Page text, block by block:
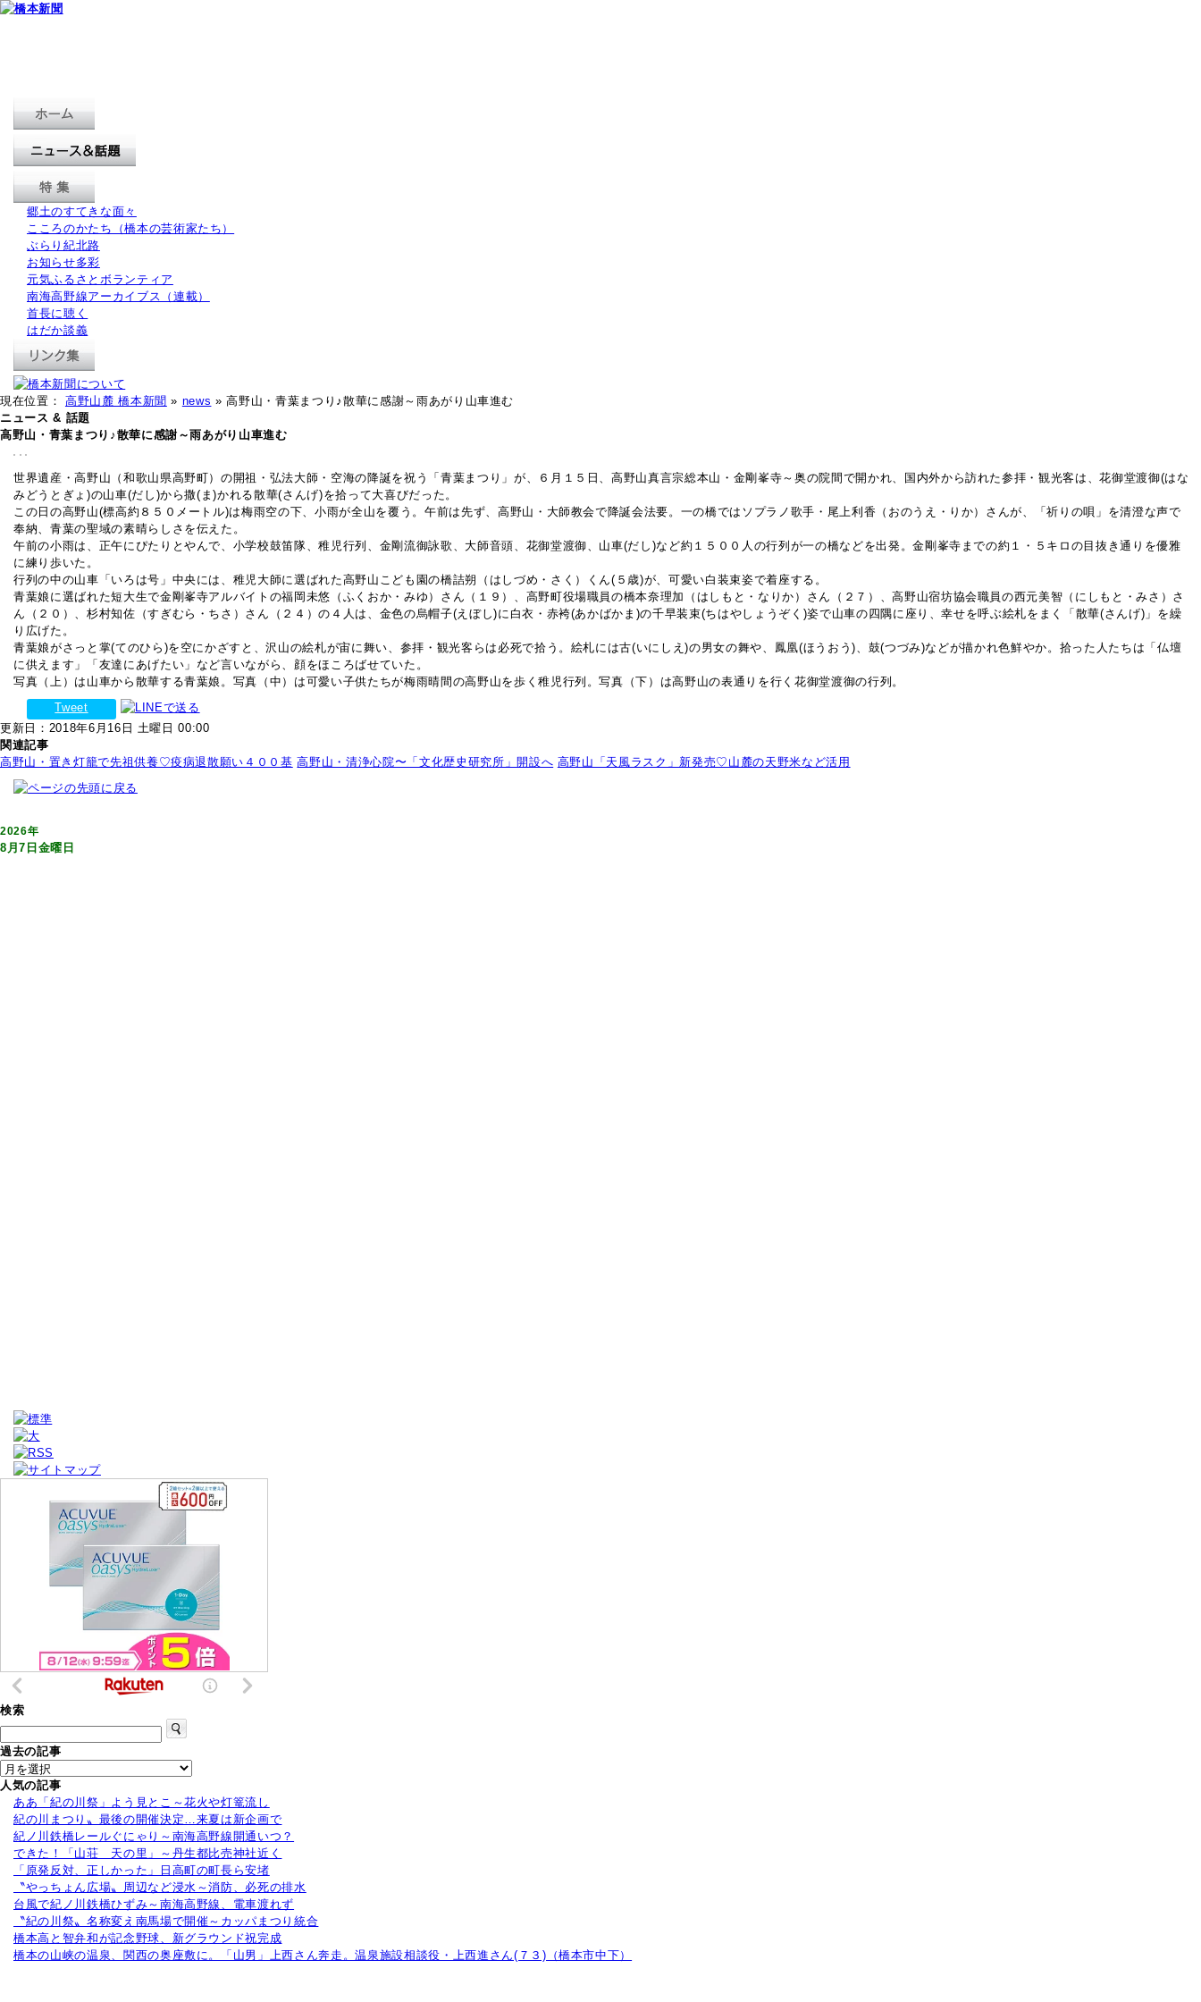
郷土のすてきな面々
こころのかたち（橋本の芸術家たち）
ぶらり紀北路
お知らせ多彩
元気ふるさとボランティア
南海高野線アーカイブス（連載）
首長に聴く
はだか談義
現在位置： 高野山麓 橋本新聞 » news » 高野山・青葉まつり♪散華に感謝～雨あがり山車進む
ニュース & 話題
高野山・青葉まつり♪散華に感謝～雨あがり山車進む
世界遺産・高野山（和歌山県高野町）の開祖・弘法大師・空海の降誕を祝う「青葉まつり」が、６月１５日、高野山真言宗総本山・金剛峯寺～奥の院間で開かれ、国内外から訪れた参拝・観光客は、花御堂渡御(はな
みどうとぎょ)の山車(だし)から撒(ま)かれる散華(さんげ)を拾って大喜びだった。
この日の高野山(標高約８５０メートル)は梅雨空の下、小雨が全山を覆う。午前は先ず、高野山・大師教会で降誕会法要。一の橋ではソプラノ歌手・尾上利香（おのうえ・りか）さんが、「祈りの唄」を清澄な声で
奉納、青葉の聖域の素晴らしさを伝えた。
午前の小雨は、正午にぴたりとやんで、小学校鼓笛隊、稚児行列、金剛流御詠歌、大師音頭、花御堂渡御、山車(だし)など約１５００人の行列が一の橋などを出発。金剛峯寺までの約１・５キロの目抜き通りを優雅
に練り歩いた。
行列の中の山車「いろは号」中央には、稚児大師に選ばれた高野山こども園の橋詰朔（はしづめ・さく）くん(５歳)が、可愛い白装束姿で着座する。
青葉娘に選ばれた短大生で金剛峯寺アルバイトの福岡未悠（ふくおか・みゆ）さん（１９）、高野町役場職員の橋本奈理加（はしもと・なりか）さん（２７）、高野山宿坊協会職員の西元美智（にしもと・みさ）さ
ん（２０）、杉村知佐（すぎむら・ちさ）さん（２４）の４人は、金色の烏帽子(えぼし)に白衣・赤袴(あかばかま)の千早装束(ちはやしょうぞく)姿で山車の四隅に座り、幸せを呼ぶ絵札をまく「散華(さんげ)」を繰
り広げた。
青葉娘がさっと掌(てのひら)を空にかざすと、沢山の絵札が宙に舞い、参拝・観光客らは必死で拾う。絵札には古(いにしえ)の男女の舞や、鳳凰(ほうおう)、鼓(つづみ)などが描かれ色鮮やか。拾った人たちは「仏壇
に供えます」「友達にあげたい」など言いながら、顔をほころばせていた。
写真（上）は山車から散華する青葉娘。写真（中）は可愛い子供たちが梅雨晴間の高野山を歩く稚児行列。写真（下）は高野山の表通りを行く花御堂渡御の行列。
Tweet
更新日：2018年6月16日 土曜日 00:00
関連記事
高野山・置き灯籠で先祖供養♡疫病退散願い４００基 高野山・清浄心院〜「文化歴史研究所」開設へ 高野山「天風ラスク」新発売♡山麓の天野米など活用
2026年
8月7日金曜日
検索
過去の記事
人気の記事
ああ「紀の川祭」よう見とこ～花火や灯篭流し
紀の川まつり〟最後の開催決定…来夏は新企画で
紀ノ川鉄橋レールぐにゃり～南海高野線開通いつ？
できた！「山荘 天の里」～丹生都比売神社近く
「原発反対、正しかった」日高町の町長ら安堵
〝やっちょん広場〟周辺など浸水～消防、必死の排水
台風で紀ノ川鉄橋ひずみ～南海高野線、電車渡れず
〝紀の川祭〟名称変え南馬場で開催～カッパまつり統合
橋本高と智弁和が記念野球、新グラウンド祝完成
橋本の山峡の温泉、関西の奥座敷に。「山男」上西さん奔走。温泉施設相談役・上西進さん(７３)（橋本市中下）